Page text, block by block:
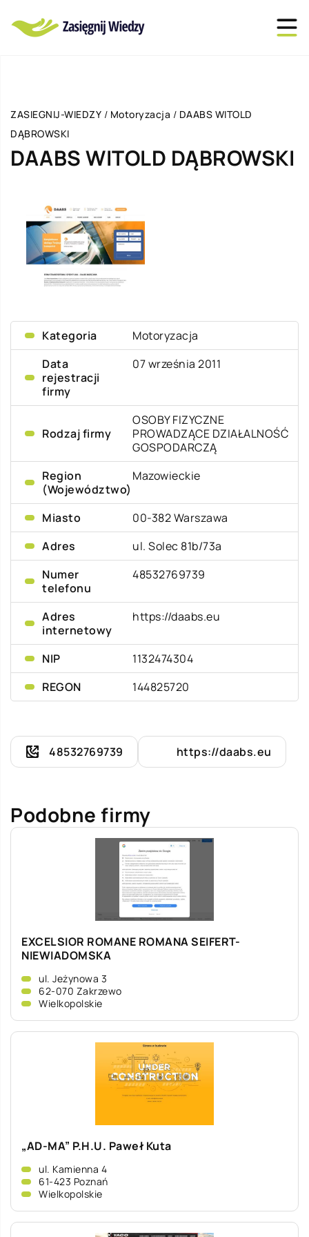
ZASIEGNIJ-WIEDZY / Motoryzacja / DAABS WITOLD
DĄBROWSKI
DAABS WITOLD DĄBROWSKI
Kategoria
Motoryzacja
Data
rejestracji
firmy
07 września 2011
Rodzaj firmy
OSOBY FIZYCZNE
PROWADZĄCE DZIAŁALNOŚĆ
GOSPODARCZĄ
Region
(Województwo)
Mazowieckie
Miasto
00-382 Warszawa
Adres
ul. Solec 81b/73a
Numer
telefonu
48532769739
Adres
internetowy
https://daabs.eu
NIP
1132474304
REGON
144825720
48532769739 https://daabs.eu
Podobne firmy
EXCELSIOR ROMANE ROMANA SEIFERT-
NIEWIADOMSKA
ul. Jeżynowa 3
62-070 Zakrzewo
Wielkopolskie
„AD-MA” P.H.U. Paweł Kuta
ul. Kamienna 4
61-423 Poznań
Wielkopolskie